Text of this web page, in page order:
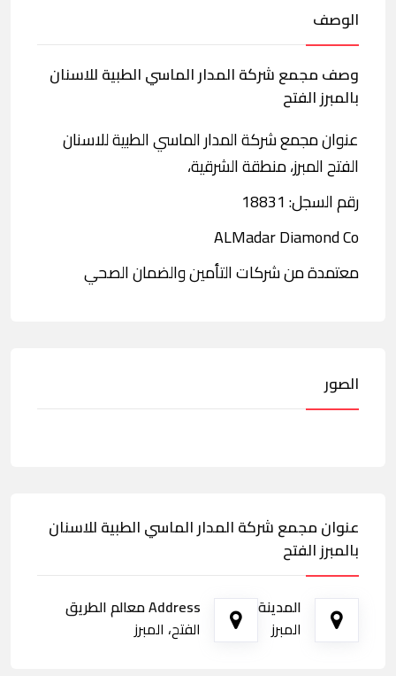
الوصف
وصف مجمع شركة المدار الماسي الطبية للاسنان
بالمبرز الفتح
عنوان مجمع شركة المدار الماسي الطبية للاسنان
الفتح المبرز، منطقة الشرقية،
رقم السجل: 18831
ALMadar Diamond Co
معتمدة من شركات التأمين والضمان الصحي
الصور
عنوان مجمع شركة المدار الماسي الطبية للاسنان
بالمبرز الفتح
المدينة
المبرز
Address معالم الطريق
الفتح، المبرز